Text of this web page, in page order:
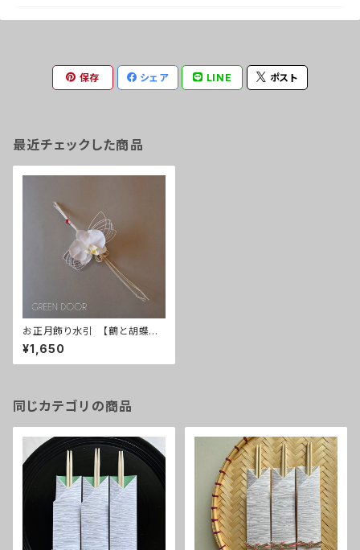
保存 シェア LINE ポスト
最近チェックした商品
お正月飾り水引 【鶴と胡蝶蘭】
白
¥1,650
同じカテゴリの商品